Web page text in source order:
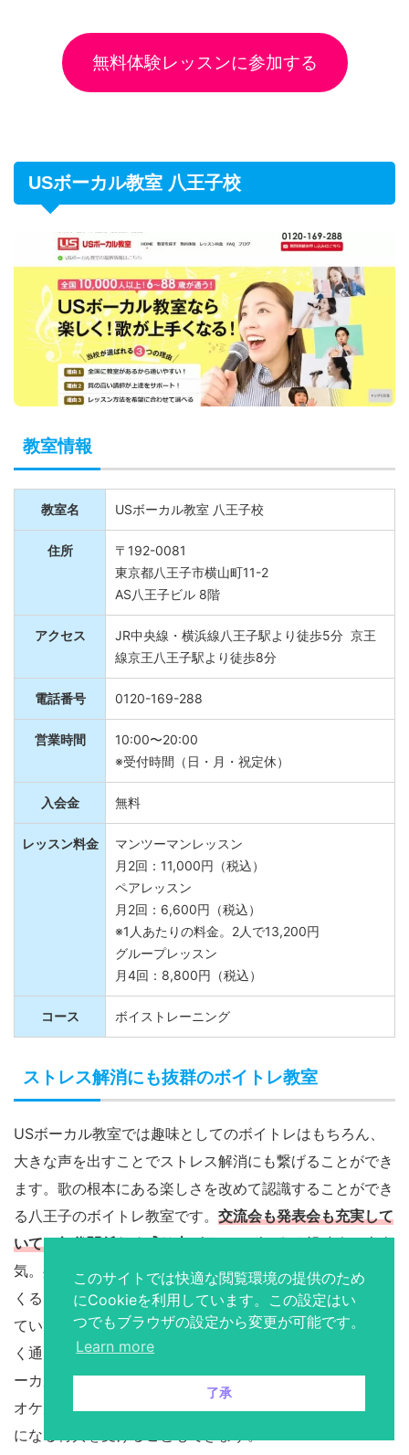
無料体験レッスンに参加する
USボーカル教室 八王子校
教室情報
教室名 USボーカル教室 八王子校
住所
〒192-0081
東京都八王子市横山町11-2
AS八王子ビル 8階
アクセス
JR中央線・横浜線八王子駅より徒歩5分 京王
線京王八王子駅より徒歩8分
電話番号
営業時間
※受付時間（日・月・祝定休）
入会金 無料
レッスン料金
マンツーマンレッスン
月2回：11,000円（税込）
ペアレッスン
月2回：6,600円（税込）
※1人あたりの料金。2人で13,200円
グループレッスン
月4回：8,800円（税込）
コース ボイストレーニング
ストレス解消にも抜群のボイトレ教室
USボーカル教室では趣味としてのボイトレはもちろん、
大きな声を出すことでストレス解消にも繋げることができ
ます。歌の根本にある楽しさを改めて認識することができ
る八王子のボイトレ教室です。 交流会も発表会も充実して
いて、年代関係なく盛り上がることができる
気。共通の趣味をもつ仲間だからこそ幅広く音楽友達をつ
くることができる教室です。60～80代の生徒さんも通っ
ていて、和気あいあいとした雰囲気でどんな世代でも楽し
く通えます。笑顔がたえない明るい雰囲気が魅力な街のボ
ーカル教室です。八王子駅からも通いやすく、多くのカラ
オケ店と提携しているので、入校すると室料が30％引き
になる特典を受けることもできます。
このサイトでは快適な閲覧環境の提供のため
にCookieを利用しています。この設定はい
つでもブラウザの設定から変更が可能です。
Learn more
了承